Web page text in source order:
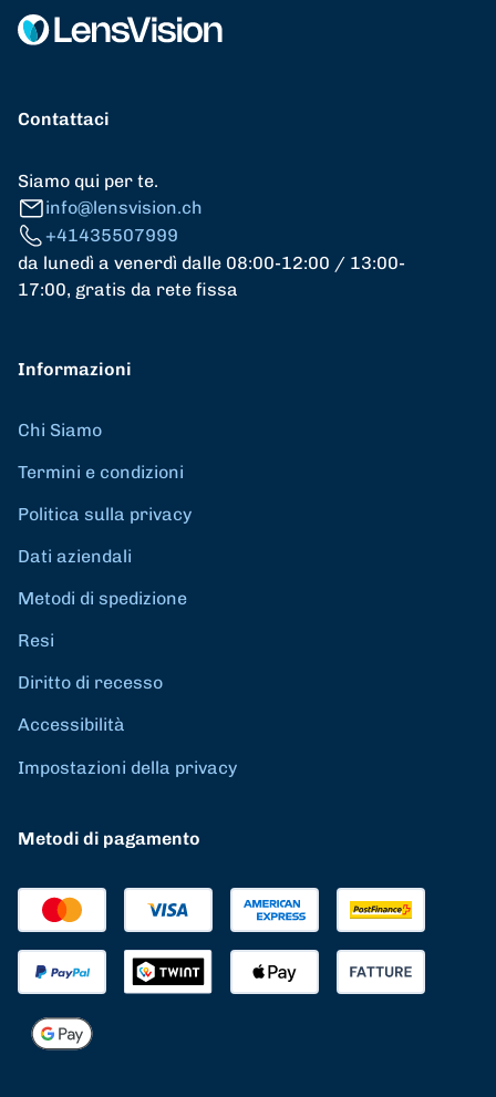
Contattaci
Siamo qui per te.
info@lensvision.ch
+41435507999
da lunedì a venerdì dalle 08:00-12:00 / 13:00-
17:00, gratis da rete fissa
Informazioni
Chi Siamo
Termini e condizioni
Politica sulla privacy
Dati aziendali
Metodi di spedizione
Resi
Diritto di recesso
Accessibilità
Impostazioni della privacy
Metodi di pagamento